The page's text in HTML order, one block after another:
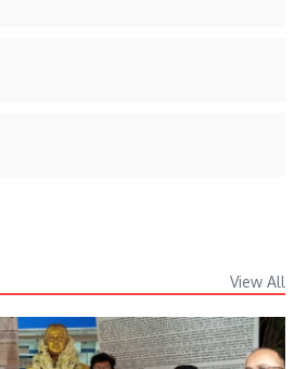
View All